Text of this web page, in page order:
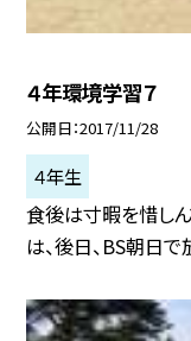
４年環境学習７
公開日 2017/11/28
４年生
食後は寸暇を惜し
は、後日、BS朝日